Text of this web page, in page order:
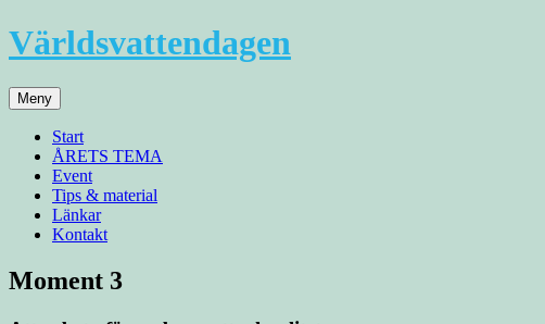
Hoppa
till
Världsvattendagen
Meny
Start
ÅRETS TEMA
Event
Tips & material
Länkar
Kontakt
Moment 3